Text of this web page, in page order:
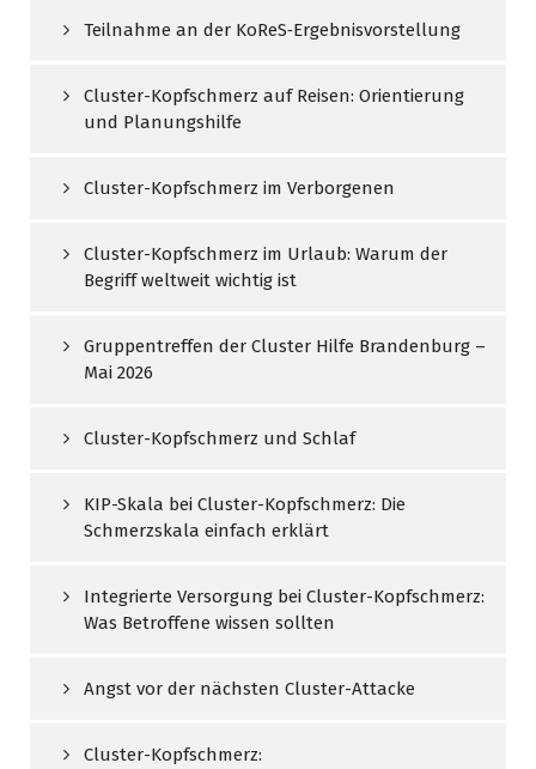
Teilnahme an der KoReS‑Ergebnisvorstellung
Cluster-Kopfschmerz auf Reisen: Orientierung
und Planungshilfe
Cluster-Kopfschmerz im Verborgenen
Cluster-Kopfschmerz im Urlaub: Warum der
Begriff weltweit wichtig ist
Gruppentreffen der Cluster Hilfe Brandenburg –
Mai 2026
Cluster-Kopfschmerz und Schlaf
KIP-Skala bei Cluster-Kopfschmerz: Die
Schmerzskala einfach erklärt
Integrierte Versorgung bei Cluster-Kopfschmerz:
Was Betroffene wissen sollten
Angst vor der nächsten Cluster-Attacke
Cluster-Kopfschmerz: